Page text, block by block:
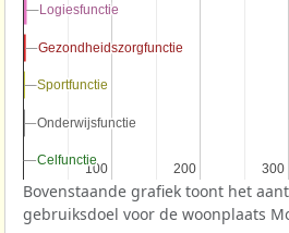
100
100 200
200 300
300
Logiesfunctie
Logiesfunctie
Gezondheidszorgfunctie
Gezondheidszorgfunctie
Sportfunctie
Sportfunctie
Onderwijsfunctie
Onderwijsfunctie
Celfunctie
Celfunctie
Bovenstaande grafiek toont het
gebruiksdoel voor de woonplaats